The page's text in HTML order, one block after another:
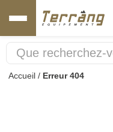
Accueil / Erreur 404